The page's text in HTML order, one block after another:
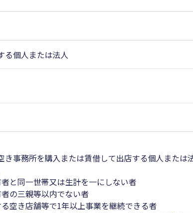
る個人または法人
き事務所を購入または賃借して出店する個人または
者と同一世帯又は生計を一にしない者
者の三親等以内でない者
る空き店舗等で1年以上事業を継続できる者